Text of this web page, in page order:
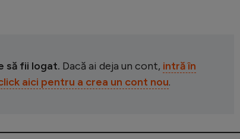
să fii logat. Dacă ai deja un cont, intră în
aici pentru a crea un cont nou.